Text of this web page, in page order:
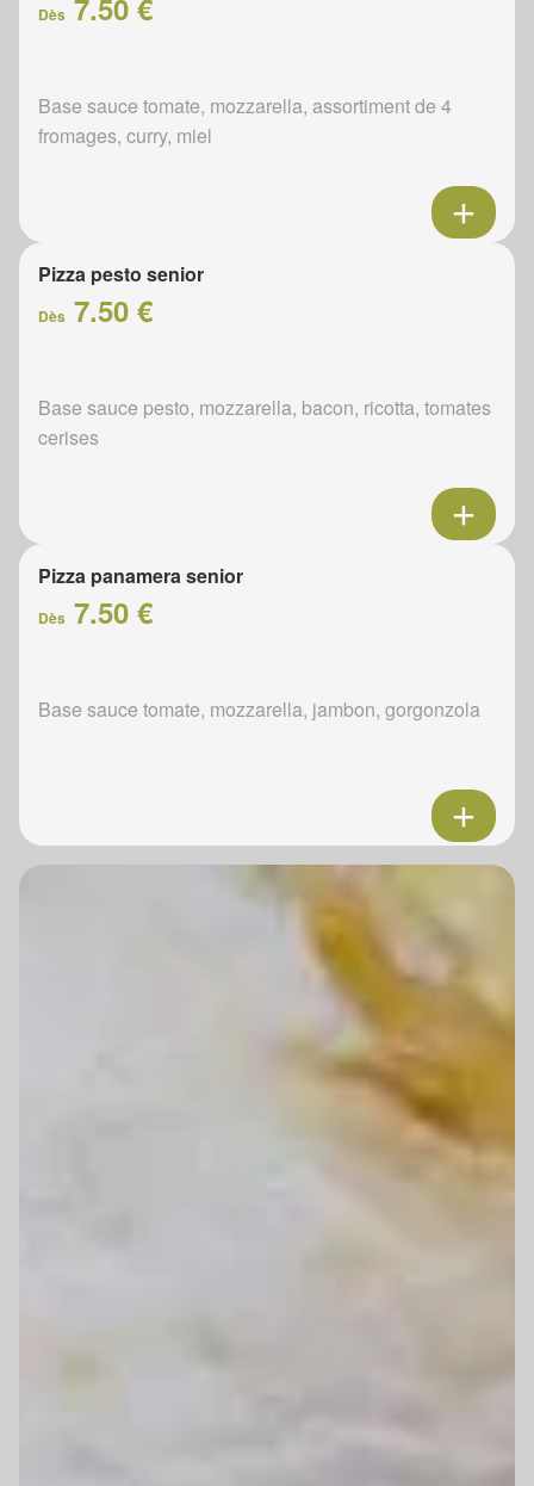
Dès 7.50 €
Base sauce tomate, mozzarella, assortiment de 4
fromages, curry, miel
Pizza pesto senior
Dès 7.50 €
Base sauce pesto, mozzarella, bacon, ricotta, tomates
cerises
Pizza panamera senior
Dès 7.50 €
Base sauce tomate, mozzarella, jambon, gorgonzola